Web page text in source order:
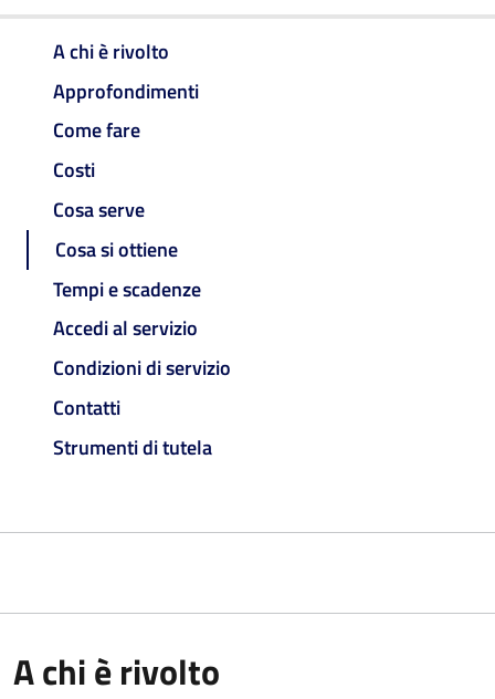
A chi è rivolto
Approfondimenti
Come fare
Costi
Cosa serve
Cosa si ottiene
Tempi e scadenze
Accedi al servizio
Condizioni di servizio
Contatti
Strumenti di tutela
A chi è rivolto